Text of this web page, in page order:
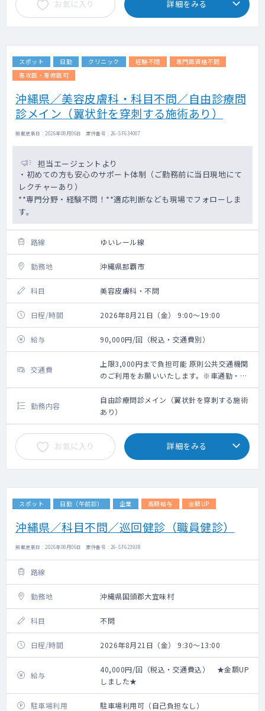
お気に入り 詳細をみる
スポット 日勤 クリニック 経験不問
専門医資格不問
専攻医・専修医可
沖縄県／美容皮膚科・科目不問／自由診療問
診メイン（翼状針を穿刺する施術あり）
掲載更新日 : 2026年08月06日 案件番号 : 26-SF634007
担当エージェントより
・初めての方も安心のサポート体制（ご勤務前に当日現地にて
レクチャーあり）
**専門分野・経験不問！**適応判断なども現場でフォローしま
す。
路線 ゆいレール線
勤務地 沖縄県那覇市
科目 美容皮膚科・不問
日程/時間 2026年8月21日（金） 9:00～19:00
給与 90,000円/回（税込・交通費別）
交通費
上限3,000円まで負担可能 原則公共交通機関
のご利用をお願いいたします。※車通勤・タ
クシー利用要相談
勤務内容
自由診療問診メイン（翼状針を穿刺する施術
あり）
お気に入り 詳細をみる
スポット 日勤（午前診） 企業 高額給与 金額UP
沖縄県／科目不問／巡回健診（職員健診）
掲載更新日 : 2026年08月06日 案件番号 : 26-SF623938
路線
勤務地 沖縄県国頭郡大宜味村
科目 不問
日程/時間 2026年8月21日（金） 9:30～13:00
給与
40,000円/回（税込・交通費込） ★金額UP
しました★
駐車場利用 駐車場利用可（自己負担なし）